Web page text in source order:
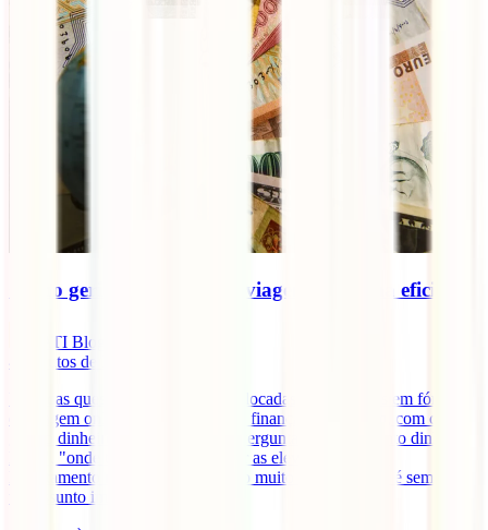
Como gerir o dinheiro em viagem de forma eficiente
IATI Blog
minutos de leitura
Uma das questões muitas vezes colocadas por viajantes em fóruns
de viagem online tem a ver com as finanças em viagem, com como
gerir o dinheiro fora de Portugal. Perguntas como "quanto dinheiro
levar", "onde trocar", "como evitar as elevadas taxas de
levantamento nos multibancos" são muito comuns. Este é sempre
um assunto importante no [...]